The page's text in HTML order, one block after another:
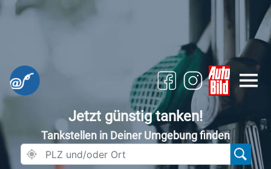
Jetzt günstig tanken!
Tankstellen in Deiner Umgebung finden